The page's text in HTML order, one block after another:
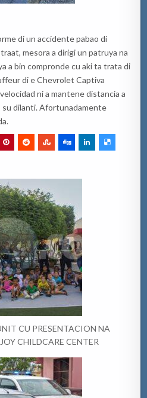
di un accidente pabao di
mesora a dirigi un patruya na
a bin compronde cu aki ta trata di
di e Chevrolet Captiva
ni a mantene distancia a
su dilanti. Afortunadamente
CU PRESENTACION NA
CHILDCARE CENTER